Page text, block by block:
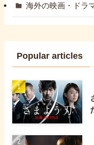
海外の映画・ドラ
Popular articles